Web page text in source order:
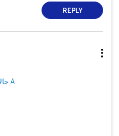
REPLY
جالاكسى A